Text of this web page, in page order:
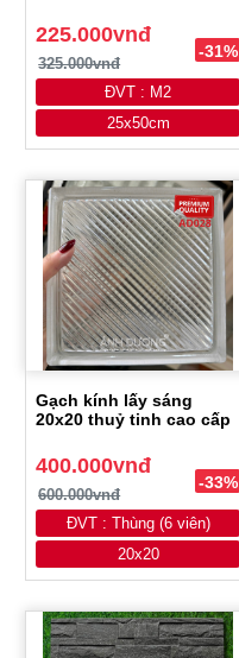
225.000vnđ
325.000vnđ
-31%
ĐVT : M2
25x50cm
Gạch kính lấy sáng
20x20 thuỷ tinh cao cấp
400.000vnđ
600.000vnđ
-33%
ĐVT : Thùng (6 viên)
20x20